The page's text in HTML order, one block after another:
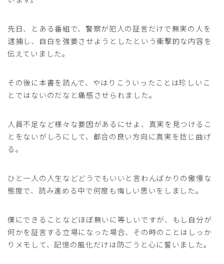
先日、とある番組で、警察が犯人の証言だけで無実の人を
逮捕し、自白を強要させようとしたという衝撃的な内容を
伝えていました。
その後に本書を読んで、やはりこういったことは珍しいこ
とではないのだなと痛感させられました。
人員不足など様々な要因があるにせよ、真実を見つけるこ
とをないがしろにして、都合の良い方向に真実を捻じ曲げ
る。
ひと一人の人生などどうでもいいと言わんばかりの傲慢な
態度で、読み進める中で何度も悔しい思いをしました。
僕にできることなどほぼ無いに等しいですが、もし自分が
何かを証言する立場になった場合、その時のことはしっか
りメモして、記憶の風化だけは防ごうと心に誓いました。